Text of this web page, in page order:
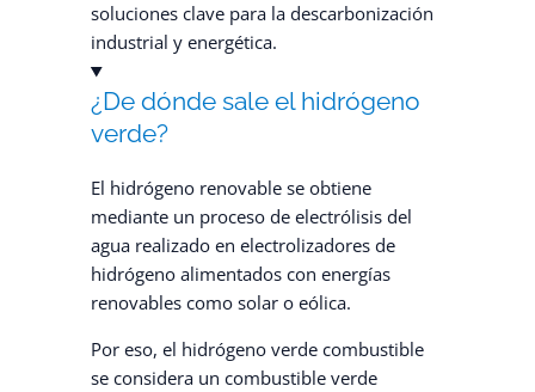
soluciones clave para la descarbonización
industrial y energética.
¿De dónde sale el hidrógeno
verde?
El hidrógeno renovable se obtiene
mediante un proceso de electrólisis del
agua realizado en electrolizadores de
hidrógeno alimentados con energías
renovables como solar o eólica.
Por eso, el hidrógeno verde combustible
se considera un combustible verde